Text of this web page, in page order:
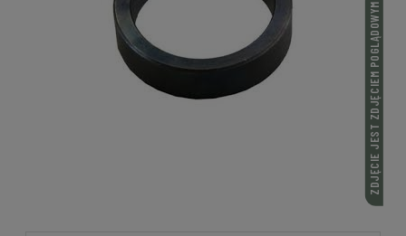
ZDJĘCIE JEST ZDJĘCIEM POGLĄDOWYM